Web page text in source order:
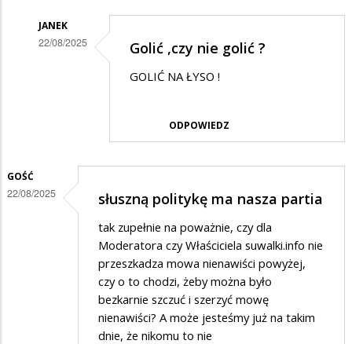
odpowiedzi
na
JANEK
22/08/2025
Suwałki
Golić ,czy nie golić ?
GOLIĆ NA ŁYSO !
ODPOWIEDZ
GOŚĆ
22/08/2025 słuszną politykę ma nasza partia
tak zupełnie na poważnie, czy dla
Moderatora czy Właściciela suwalki.info nie
przeszkadza mowa nienawiści powyżej,
czy o to chodzi, żeby można było
bezkarnie szczuć i szerzyć mowę
nienawiści? A może jesteśmy już na takim
dnie, że nikomu to nie